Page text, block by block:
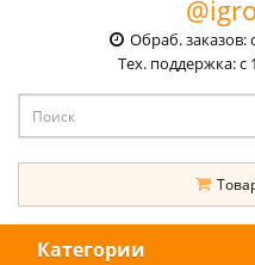
Обраб. заказов:
Тех. поддержка: с
Категории